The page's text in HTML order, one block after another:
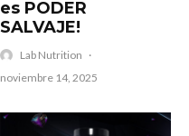
es PODER
SALVAJE!
Lab Nutrition ·
noviembre 14, 2025